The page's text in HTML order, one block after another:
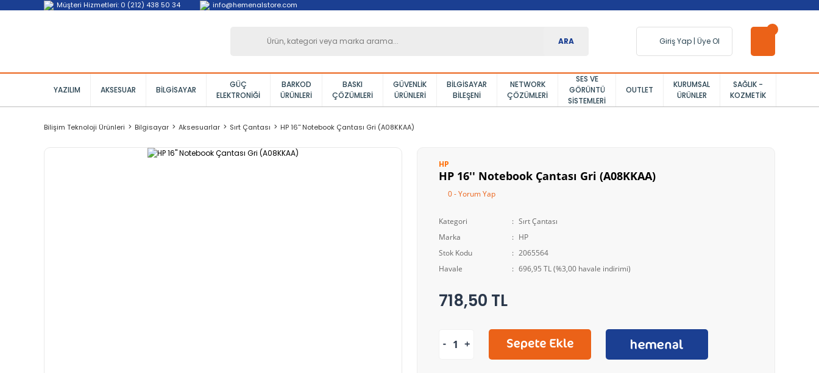
Müşteri Hizmetleri: 0 (212) 438 50 34 info@hemenalstore.com
ARA Giriş Yap | Üye Ol
YAZILIM AKSESUAR BILGISAYAR
GÜÇ
ELEKTRONIĞI
BARKOD
ÜRÜNLERI
BASKI
ÇÖZÜMLERI
GÜVENLIK
ÜRÜNLERI
BILGISAYAR
BILEŞENI
NETWORK
ÇÖZÜMLERI
SES VE
GÖRÜNTÜ
SISTEMLERI
OUTLET
KURUMSAL
ÜRÜNLER
SAĞLIK -
KOZMETIK
Bilişim Teknoloji Ürünleri Bilgisayar Aksesuarlar Sırt Çantası HP 16'' Notebook Çantası Gri (A08KKAA)
HP
HP 16'' Notebook Çantası Gri (A08KKAA)
0 - Yorum Yap
Kategori
Sırt Çantası
Marka
HP
Stok Kodu
2065564
Havale
696,95 TL (%3,00 havale indirimi)
718,50 TL